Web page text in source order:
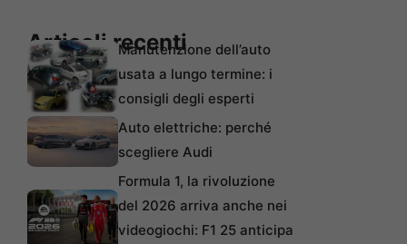
Articoli recentiManutenzione dell’auto
usata a lungo termine: i
consigli degli esperti
Auto elettriche: perché
scegliere Audi
Formula 1, la rivoluzione
del 2026 arriva anche nei
videogiochi: F1 25 anticipa